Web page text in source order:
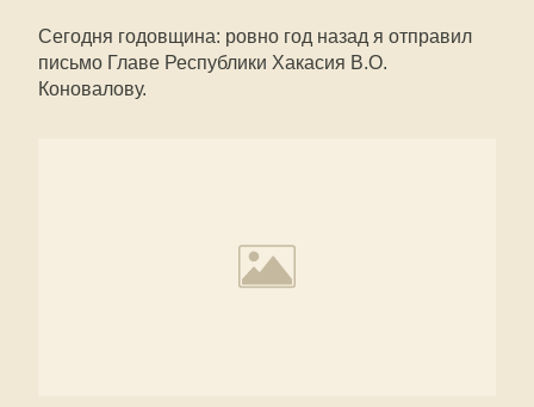
Сегодня годовщина: ровно год назад я отправил
письмо Главе Республики Хакасия В.О.
Коновалову.